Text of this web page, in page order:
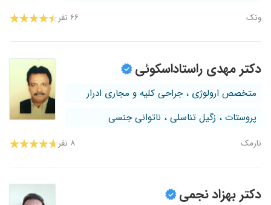
ونک ۶۶ نفر
دکتر مهدی راستاداسکوئی
متخصص ارولوژی ، جراحی کلیه و مجاری ادرار
پروستات ، زگیل تناسلی ، ناتوانی جنسی
نارمک ۸ نفر
دکتر بهزاد نجمی